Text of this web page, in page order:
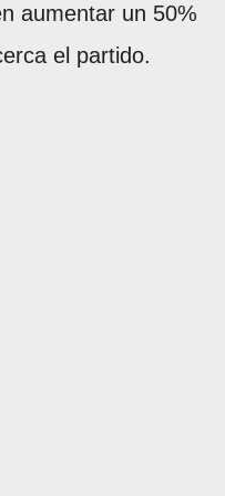
aumentar un 50%
el partido.